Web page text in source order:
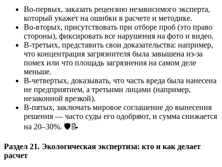
Во-первых, заказать рецензию независимого эксперта,
который укажет на ошибки в расчете и методике.
Во-вторых, присутствовать при отборе проб (это право
стороны), фиксировать все нарушения на фото и видео.
В-третьих, представить свои доказательства: например,
что концентрация загрязнителя была завышена из-за
помех или что площадь загрязнения на самом деле
меньше.
В-четвертых, доказывать, что часть вреда была нанесена
не предприятием, а третьими лицами (например,
незаконной врезкой).
В-пятых, заключать мировое соглашение до вынесения
решения — часто суды его одобряют, и сумма снижается
на 20–30%. 🛡️📝
Раздел 21. Экологическая экспертиза: кто и как делает
расчет